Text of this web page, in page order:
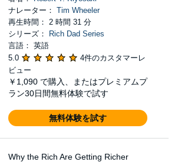
ナレーター： Tim Wheeler
再生時間： 2 時間 31 分
シリーズ：
Rich Dad Series
言語： 英語
5.0
4件のカスタマーレ
ビュー
￥1,090 で購入、またはプレミアムプ
ラン30日間無料体験で試す
無料体験を試す
Why the Rich Are Getting Richer